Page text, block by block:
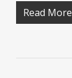
Read More